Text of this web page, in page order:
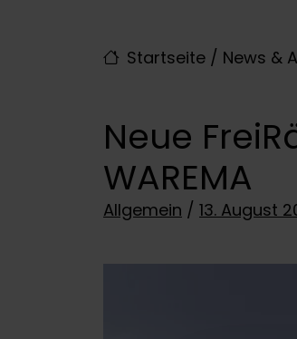
Startseite / News &
Neue
WAREMA
Allgemein / Posted on
13. August